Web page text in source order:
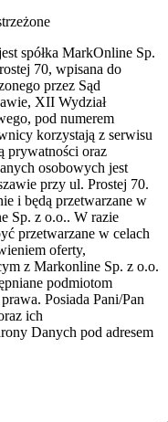
spółka MarkOnline Sp.
70, wpisana do
przez Sąd
XII Wydział
pod numerem
korzystają z serwisu
prywatności oraz
osobowych jest
przy ul. Prostej 70.
i będą przetwarzane w
Sp. z o.o.. W razie
przetwarzane w celach
oferty,
z Markonline Sp. z o.o.
podmiotom
Posiada Pani/Pan
ich
Danych pod adresem